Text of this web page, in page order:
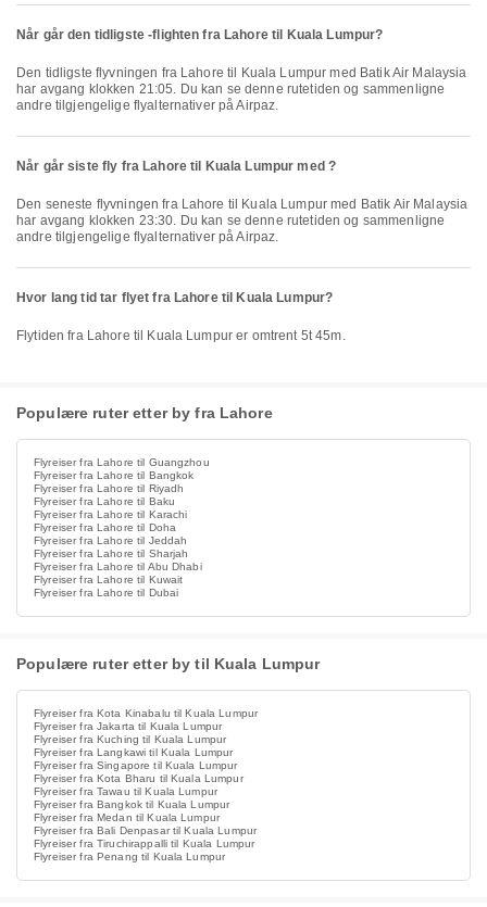
Når går den tidligste -flighten fra Lahore til Kuala Lumpur?
Den tidligste flyvningen fra Lahore til Kuala Lumpur med Batik Air Malaysia
har avgang klokken 21:05. Du kan se denne rutetiden og sammenligne
andre tilgjengelige flyalternativer på Airpaz.
Når går siste fly fra Lahore til Kuala Lumpur med ?
Den seneste flyvningen fra Lahore til Kuala Lumpur med Batik Air Malaysia
har avgang klokken 23:30. Du kan se denne rutetiden og sammenligne
andre tilgjengelige flyalternativer på Airpaz.
Hvor lang tid tar flyet fra Lahore til Kuala Lumpur?
Flytiden fra Lahore til Kuala Lumpur er omtrent 5t 45m.
Populære ruter etter by fra Lahore
Flyreiser fra Lahore til Guangzhou
Flyreiser fra Lahore til Bangkok
Flyreiser fra Lahore til Riyadh
Flyreiser fra Lahore til Baku
Flyreiser fra Lahore til Karachi
Flyreiser fra Lahore til Doha
Flyreiser fra Lahore til Jeddah
Flyreiser fra Lahore til Sharjah
Flyreiser fra Lahore til Abu Dhabi
Flyreiser fra Lahore til Kuwait
Flyreiser fra Lahore til Dubai
Populære ruter etter by til Kuala Lumpur
Flyreiser fra Kota Kinabalu til Kuala Lumpur
Flyreiser fra Jakarta til Kuala Lumpur
Flyreiser fra Kuching til Kuala Lumpur
Flyreiser fra Langkawi til Kuala Lumpur
Flyreiser fra Singapore til Kuala Lumpur
Flyreiser fra Kota Bharu til Kuala Lumpur
Flyreiser fra Tawau til Kuala Lumpur
Flyreiser fra Bangkok til Kuala Lumpur
Flyreiser fra Medan til Kuala Lumpur
Flyreiser fra Bali Denpasar til Kuala Lumpur
Flyreiser fra Tiruchirappalli til Kuala Lumpur
Flyreiser fra Penang til Kuala Lumpur